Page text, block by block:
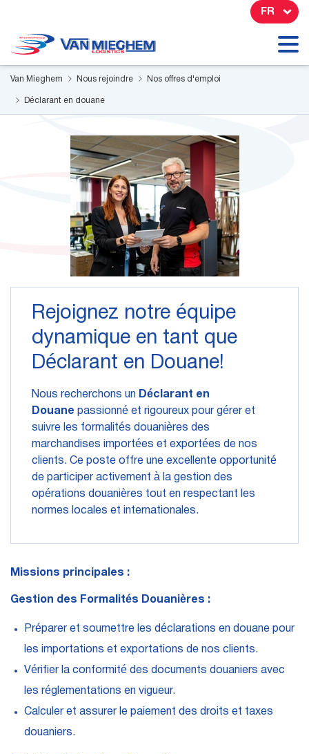
FR
Van Mieghem Nous rejoindre Nos offres d'emploi
Déclarant en douane
Rejoignez notre équipe
dynamique en tant que
Déclarant en Douane!
Nous recherchons un Déclarant en
Douane passionné et rigoureux pour gérer et
suivre les formalités douanières des
marchandises importées et exportées de nos
clients. Ce poste offre une excellente opportunité
de participer activement à la gestion des
opérations douanières tout en respectant les
normes locales et internationales.
Missions principales :
Gestion des Formalités Douanières :
Préparer et soumettre les déclarations en douane pour
les importations et exportations de nos clients.
Vérifier la conformité des documents douaniers avec
les réglementations en vigueur.
Calculer et assurer le paiement des droits et taxes
douaniers.